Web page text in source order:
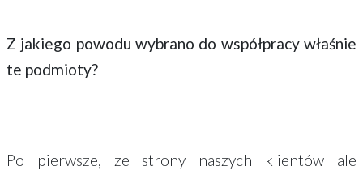
Z jakiego powodu wybrano do współpracy właśnie
te podmioty?
Po pierwsze, ze strony naszych klientów ale